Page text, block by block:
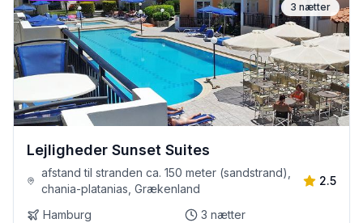
3 nætter
Lejligheder Sunset Suites
afstand til stranden ca. 150 meter (sandstrand),
chania-platanias, Grækenland
2.5
Hamburg 3 nætter